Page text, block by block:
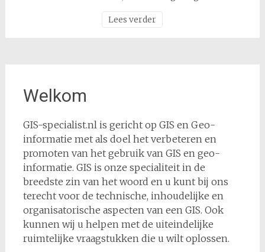
Lees verder
Welkom
GIS-specialist.nl is gericht op GIS en Geo-
informatie met als doel het verbeteren en
promoten van het gebruik van GIS en geo-
informatie. GIS is onze specialiteit in de
breedste zin van het woord en u kunt bij ons
terecht voor de technische, inhoudelijke en
organisatorische aspecten van een GIS. Ook
kunnen wij u helpen met de uiteindelijke
ruimtelijke vraagstukken die u wilt oplossen.